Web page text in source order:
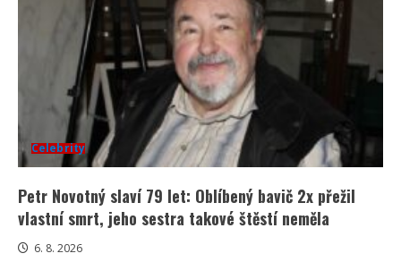
Celebrity
Petr Novotný slaví 79 let: Oblíbený bavič 2x přežil
vlastní smrt, jeho sestra takové štěstí neměla
6. 8. 2026